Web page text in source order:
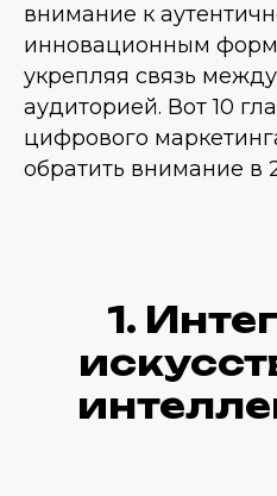
внимание к
инновационным
укрепляя связь
аудиторией. Вот 10
цифрового
обратить внимание в
1.